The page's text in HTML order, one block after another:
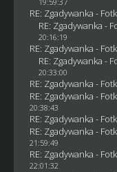
RE: Zgadywanka -
RE: Zgadywanka -
20:16:19
RE: Zgadywanka -
RE: Zgadywanka -
20:33:00
RE: Zgadywanka -
RE: Zgadywanka -
20:38:43
RE: Zgadywanka -
RE: Zgadywanka -
21:59:49
RE: Zgadywanka -
22:01:32